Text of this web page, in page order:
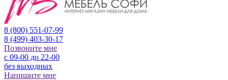
8 (800) 551-07-99
8 (499) 403-30-17
Позвоните мне
с 09-00 до 22-00
без выходных
Напишите мне